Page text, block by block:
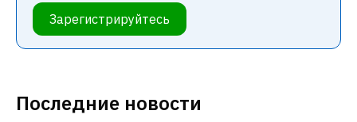
Последние новости
Зарегистрируйтесь